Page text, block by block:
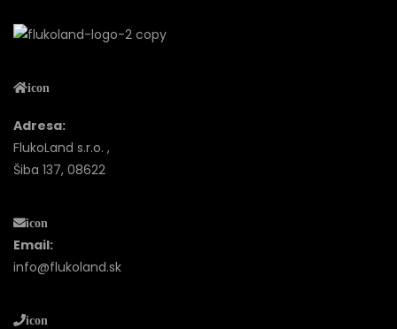
icon
Adresa:
FlukoLand s.r.o. ,
Šiba 137, 08622
icon
Email:
info@flukoland.sk
icon